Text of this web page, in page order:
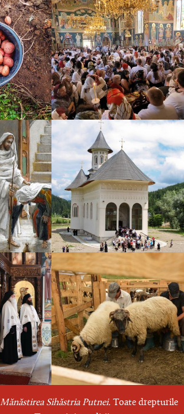
Mănăstirea Sihăstria Putnei. Toate drepturile